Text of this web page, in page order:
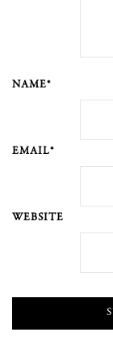
NAME*
EMAIL*
WEBSITE